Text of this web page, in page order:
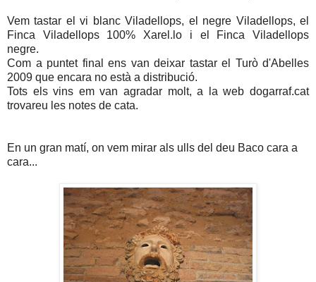
Vem tastar el vi blanc Viladellops, el negre Viladellops, el
Finca Viladellops 100% Xarel.lo i el Finca Viladellops
negre.
Com a puntet final ens van deixar tastar el Turò d'Abelles
2009 que encara no està a distribució.
Tots els vins em van agradar molt, a la web dogarraf.cat
trovareu les notes de cata.
En un gran matí, on vem mirar als ulls del deu Baco cara a
cara...